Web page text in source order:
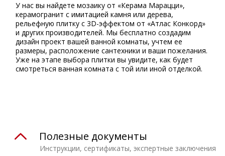
У нас вы найдете мозаику от «Керама Марацци»,
керамогранит с имитацией камня или дерева,
рельефную плитку с 3D-эффектом от «Атлас Конкорд»
и других производителей. Мы бесплатно создадим
дизайн проект вашей ванной комнаты, учтем ее
размеры, расположение сантехники и ваши пожелания.
Уже на этапе выбора плитки вы увидите, как будет
смотреться ванная комната с той или иной отделкой.
Инструкции, сертификаты, экспертные заключения
Полезные документы